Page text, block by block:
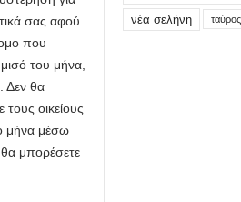
σας αφού
που
του μήνα,
Δεν θα
οικείους
μήνα μέσω
μπορέσετε
νέα σελήνη